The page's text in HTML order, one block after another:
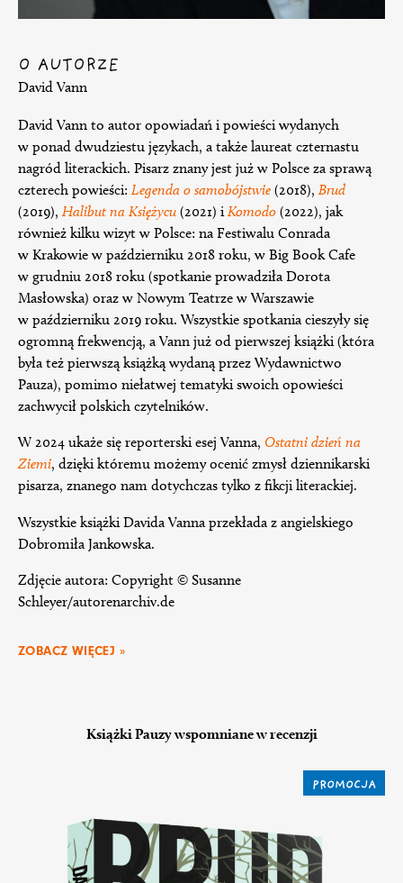
O AUTORZE
David Vann
David Vann to autor opowiadań i powieści wydanych
w ponad dwudziestu językach, a także laureat czternastu
nagród literackich. Pisarz znany jest już w Polsce za sprawą
czterech powieści: Legenda o samobójstwie (2018), Brud
(2019), Halibut na Księżycu (2021) iKomodo (2022), jak
również kilku wizyt w Polsce: na Festiwalu Conrada
w Krakowie w październiku 2018 roku, w Big Book Cafe
w grudniu 2018 roku (spotkanie prowadziła Dorota
Masłowska) oraz w Nowym Teatrze w Warszawie
w październiku 2019 roku. Wszystkie spotkania cieszyły się
ogromną frekwencją, a Vann już od pierwszej książki (która
była też pierwszą książką wydaną przez Wydawnictwo
Pauza), pomimo niełatwej tematyki swoich opowieści
zachwycił polskich czytelników.
W 2024 ukaże się reporterski esej Vanna, Ostatni dzień na
Ziemi, dzięki któremu możemy ocenić zmysł dziennikarski
pisarza, znanego nam dotychczas tylko z fikcji literackiej.
Wszystkie książki Davida Vanna przekłada z angielskiego
Dobromiła Jankowska.
Zdjęcie autora: Copyright © Susanne
Schleyer/autorenarchiv.de
ZOBACZ WIĘCEJ »
Książki Pauzy wspomniane w recenzji
PROMOCJA